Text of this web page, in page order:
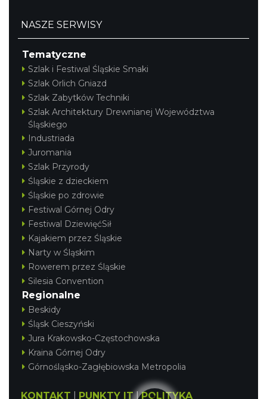
NASZE SERWISY
Tematyczne
Szlak i Festiwal Śląskie Smaki
Szlak Orlich Gniazd
Szlak Zabytków Techniki
Szlak Architektury Drewnianej Województwa
Śląskiego
Industriada
Juromania
Szlak Przyrody
Śląskie z dzieckiem
Śląskie po zdrowie
Festiwal Górnej Odry
Festiwal DziewięćSił
Kajakiem przez Śląskie
Narty w Śląskim
Rowerem przez Śląskie
Silesia Convention
Regionalne
Beskidy
Śląsk Cieszyński
Jura Krakowsko-Częstochowska
Kraina Górnej Odry
Górnośląsko-Zagłębiowska Metropolia
KONTAKT PUNKTY IT|POLITYKA